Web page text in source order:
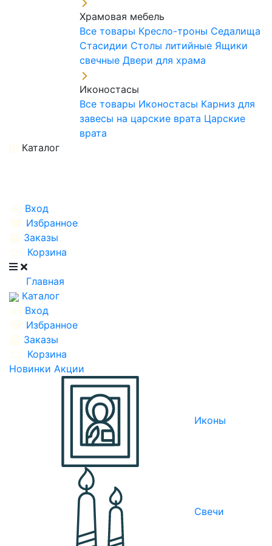
Храмовая мебель
Все товары Кресло-троны Седалища
Стасидии Столы литийные Ящики
свечные Двери для храма
Иконостасы
Все товары Иконостасы Карниз для
завесы на царские врата Царские
врата
Каталог
Вход
Избранное
Заказы
Корзина
Главная
Каталог
Вход
Избранное
Заказы
Корзина
Новинки Акции
Иконы
Свечи